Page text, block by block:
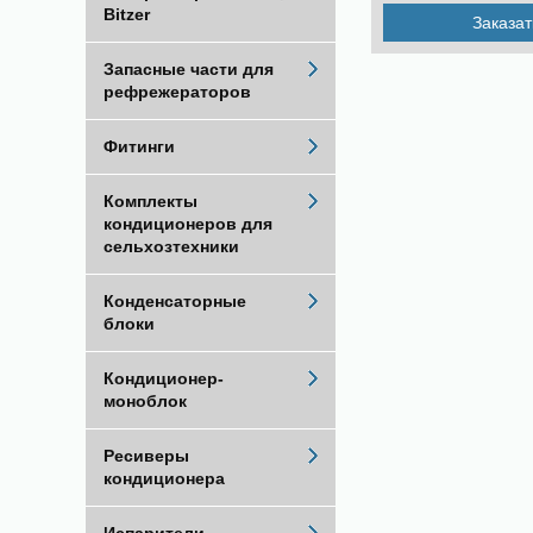
Bitzer
Запасные части для
рефрежераторов
Фитинги
Комплекты
кондиционеров для
сельхозтехники
Конденсаторные
блоки
Кондиционер-
моноблок
Ресиверы
кондиционера